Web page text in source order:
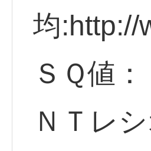
均:http://
ＳＱ値：
ＮＴレシ